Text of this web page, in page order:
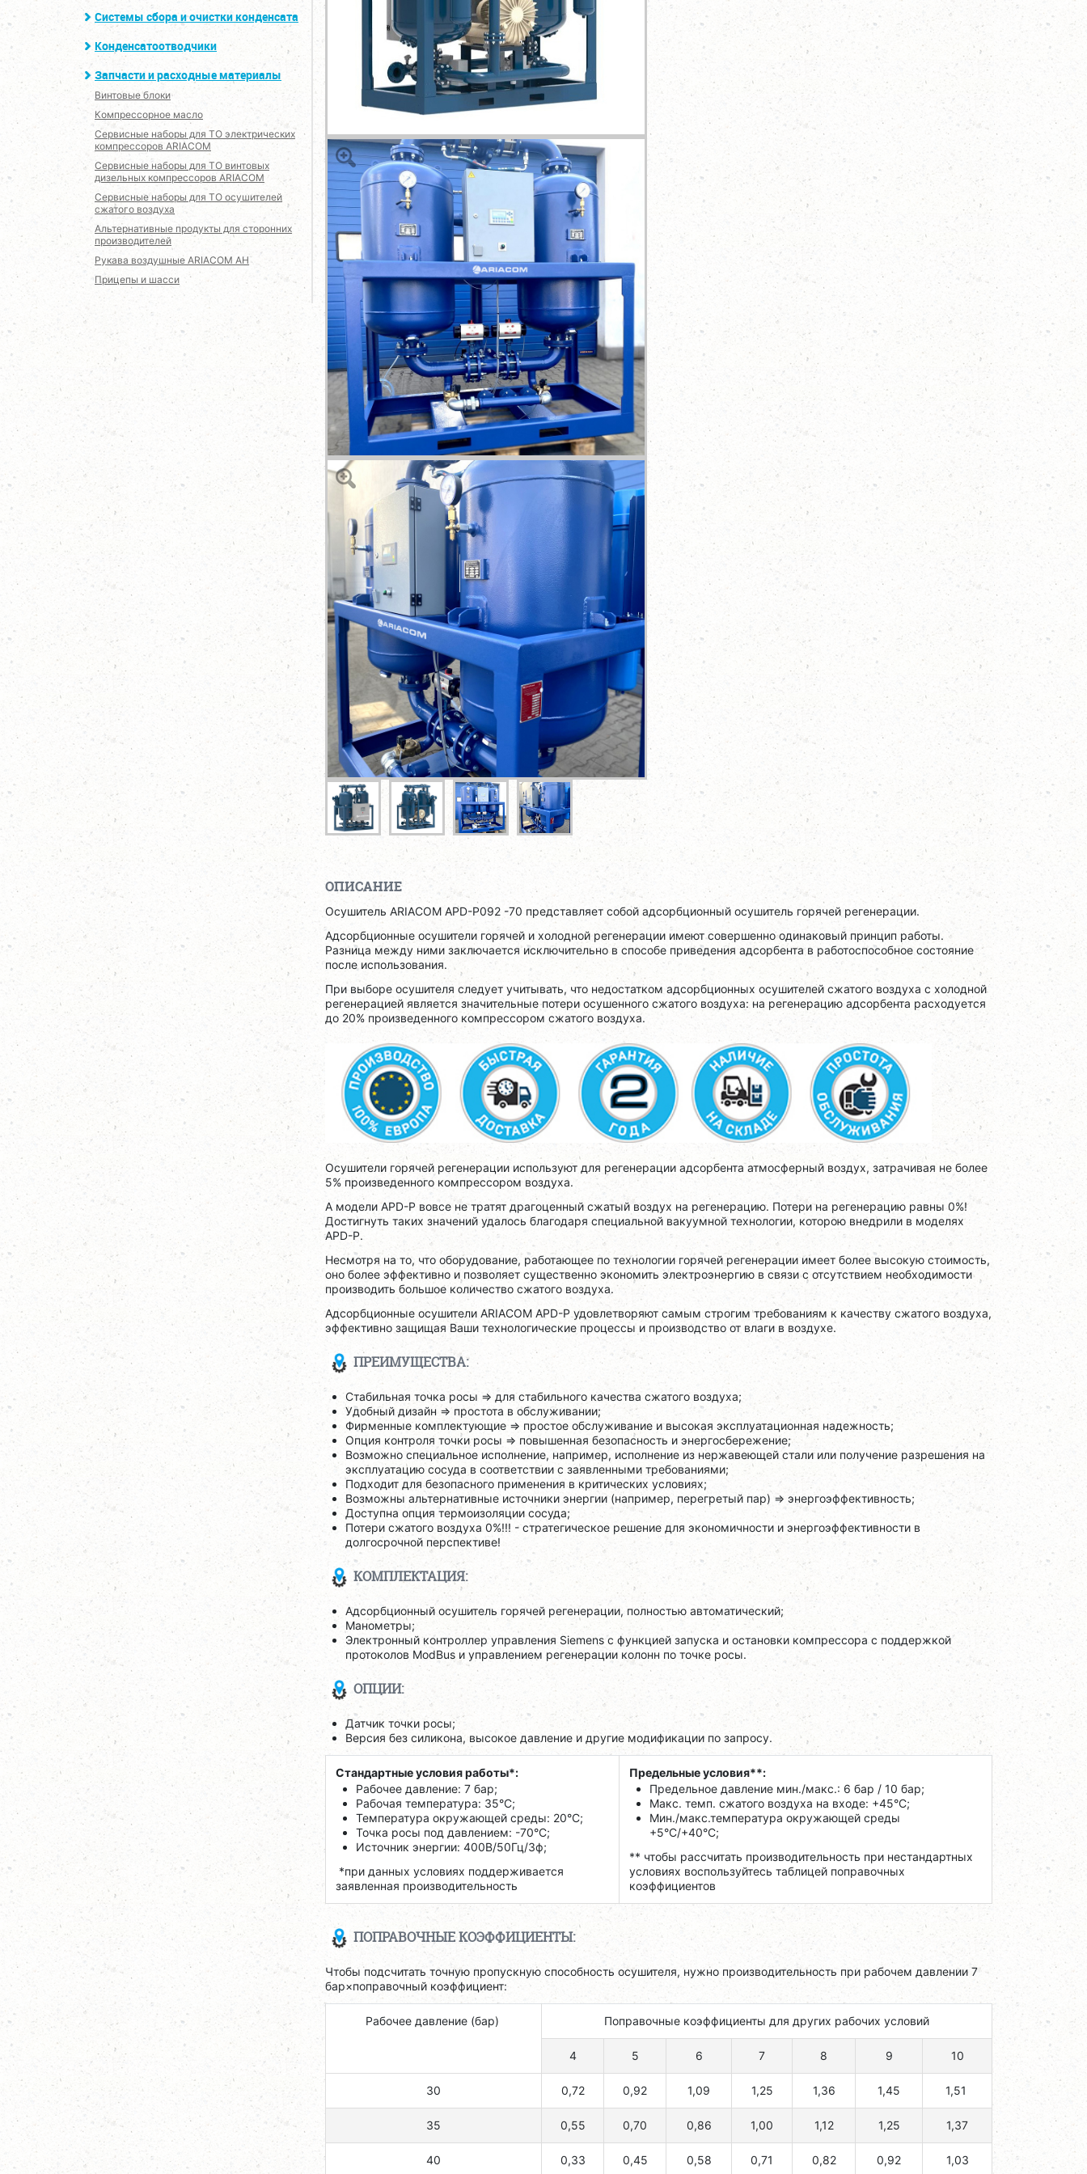
Системы сбора и очистки конденсата
Конденсатоотводчики
Запчасти и расходные материалы
Винтовые блоки
Компрессорное масло
Сервисные наборы для ТО электрических
компрессоров ARIACOM
Сервисные наборы для ТО винтовых
дизельных компрессоров ARIACOM
Сервисные наборы для ТО осушителей
сжатого воздуха
Альтернативные продукты для сторонних
производителей
Рукава воздушные ARIACOM AH
Прицепы и шасси
ОПИСАНИЕ
Осушитель ARIACOM APD-P092 -70 представляет собой адсорбционный осушитель горячей регенерации.
Адсорбционные осушители горячей и холодной регенерации имеют совершенно одинаковый принцип работы.
Разница между ними заключается исключительно в способе приведения адсорбента в работоспособное состояние
после использования.
При выборе осушителя следует учитывать, что недостатком адсорбционных осушителей сжатого воздуха с холодной
регенерацией является значительные потери осушенного сжатого воздуха: на регенерацию адсорбента расходуется
до 20% произведенного компрессором сжатого воздуха.
Осушители горячей регенерации используют для регенерации адсорбента атмосферный воздух, затрачивая не более
5% произведенного компрессором воздуха.
А модели APD-P вовсе не тратят драгоценный сжатый воздух на регенерацию. Потери на регенерацию равны 0%!
Достигнуть таких значений удалось благодаря специальной вакуумной технологии, которою внедрили в моделях
APD-P.
Несмотря на то, что оборудование, работающее по технологии горячей регенерации имеет более высокую стоимость,
оно более эффективно и позволяет существенно экономить электроэнергию в связи с отсутствием необходимости
производить большое количество сжатого воздуха.
Адсорбционные осушители ARIACOM APD-P удовлетворяют самым строгим требованиям к качеству сжатого воздуха,
эффективно защищая Ваши технологические процессы и производство от влаги в воздухе.
ПРЕИМУЩЕСТВА:
Стабильная точка росы => для стабильного качества сжатого воздуха;
Удобный дизайн => простота в обслуживании;
Фирменные комплектующие => простое обслуживание и высокая эксплуатационная надежность;
Опция контроля точки росы => повышенная безопасность и энергосбережение;
Возможно специальное исполнение, например, исполнение из нержавеющей стали или получение разрешения на
эксплуатацию сосуда в соответствии с заявленными требованиями;
Подходит для безопасного применения в критических условиях;
Возможны альтернативные источники энергии (например, перегретый пар) => энергоэффективность;
Доступна опция термоизоляции сосуда;
Потери сжатого воздуха 0%!!! - стратегическое решение для экономичности и энергоэффективности в
долгосрочной перспективе!
КОМПЛЕКТАЦИЯ:
Адсорбционный осушитель горячей регенерации, полностью автоматический;
Манометры;
Электронный контроллер управления Siemens с функцией запуска и остановки компрессора c поддержкой
протоколов ModBus и управлением регенерации колонн по точке росы.
ОПЦИИ:
Датчик точки росы;
Версия без силикона, высокое давление и другие модификации по запросу.
Стандартные условия работы*:
Рабочее давление: 7 бар;
Рабочая температура: 35°C;
Температура окружающей среды: 20°C;
Точка росы под давлением: -70°C;
Источник энергии: 400В/50Гц/3ф;
*при данных условиях поддерживается
заявленная производительность
Предельные условия**:
Предельное давление мин./макс.: 6 бар / 10 бар;
Макс. темп. сжатого воздуха на входе: +45°C;
Мин./макс.температура окружающей среды
+5°C/+40°C;
** чтобы рассчитать производительность при нестандартных
условиях воспользуйтесь таблицей поправочных
коэффициентов
ПОПРАВОЧНЫЕ КОЭФФИЦИЕНТЫ:
Чтобы подсчитать точную пропускную способность осушителя, нужно производительность при рабочем давлении 7
бар×поправочный коэффициент:
Рабочее давление (бар) Поправочные коэффициенты для других рабочих условий
4 5 6 7 8 9 10
30 0,72 0,92 1,09 1,25 1,36 1,45 1,51
35 0,55 0,70 0,86 1,00 1,12 1,25 1,37
40 0,33 0,45 0,58 0,71 0,82 0,92 1,03